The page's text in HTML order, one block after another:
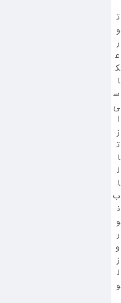
ت
و
ر
ع
ک
ا
س
ی
ا
ز
ت
ا
ل
ا
ب
ن
و
ر
و
ز
ل
و